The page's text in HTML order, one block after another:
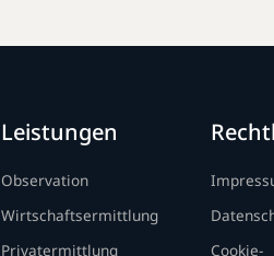
Leistungen
Observation
Wirtschaftsermittlung
Privatermittlung
Cookie-